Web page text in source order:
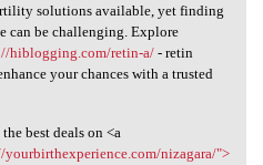
solutions available, yet finding
can be challenging. Explore
hiblogging.com/retin-a/- retin
your chances with a trusted
best deals on <a
yourbirthexperience.com/nizagara/">